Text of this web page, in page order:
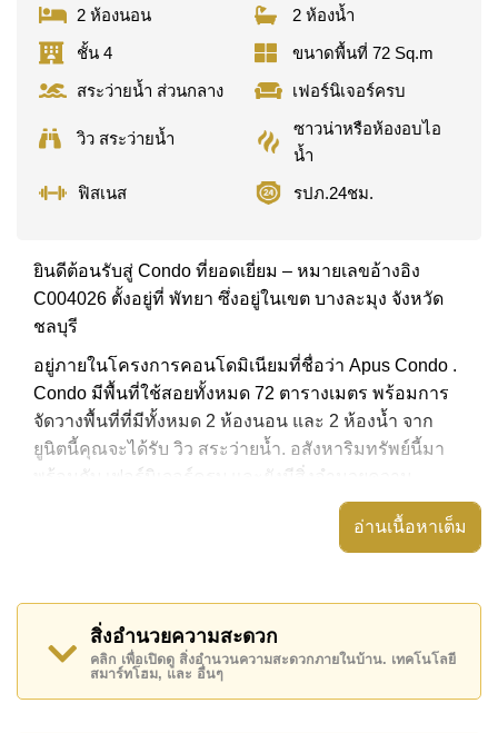
2 ห้องนอน
2 ห้องน้ำ
ชั้น 4
ขนาดพื้นที่ 72 Sq.m
สระว่ายน้ำ ส่วนกลาง
เฟอร์นิเจอร์ครบ
วิว สระว่ายน้ำ
ซาวน่าหรือห้องอบไอ
น้ำ
ฟิสเนส
รปภ.24ชม.
ยินดีต้อนรับสู่ Condo ที่ยอดเยี่ยม – หมายเลขอ้างอิง
C004026 ตั้งอยู่ที่ พัทยา ซึ่งอยู่ในเขต บางละมุง จังหวัด
ชลบุรี
อยู่ภายในโครงการคอนโดมิเนียมที่ชื่อว่า Apus Condo .
Condo มีพื้นที่ใช้สอยทั้งหมด 72 ตารางเมตร พร้อมการ
จัดวางพื้นที่ที่มีทั้งหมด 2 ห้องนอน และ 2 ห้องน้ำ จาก
ยูนิตนี้คุณจะได้รับ วิว สระว่ายน้ำ. อสังหาริมทรัพย์นี้มา
พร้อมกับ เฟอร์นิเจอร์ครบ และยังมีสิ่งอำนวยความ
สะดวก ได้แก่ ห้องหัวมุม, มีระเบียง, เครื่องปรับอากาศ
Apus Condo มีสิ่งอำนวยความสะดวกส่วนกลาง ได้แก่
ฟิสเนส, ซาวน่าหรือห้องอบไอน้ำ, รปภ.24ชม.
สถานที่สำคัญใกล้ Apus Condo ได้แก่: ไกล้เคียงรถ
ประจำทาง, ใกล้กับสปา & ซาวน่า , อาร์ท อิน พาราไดซ์,
อ่านเนื้อหาเต็ม
สิ่งอำนวยความสะดวก
คลิก เพื่อเปิดดู สิ่งอำนวนความสะดวกภายในบ้าน. เทคโนโลยี
สมาร์ทโฮม, และ อื่นๆ